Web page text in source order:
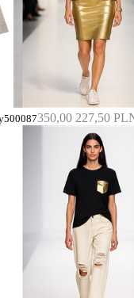
350,00 227,50